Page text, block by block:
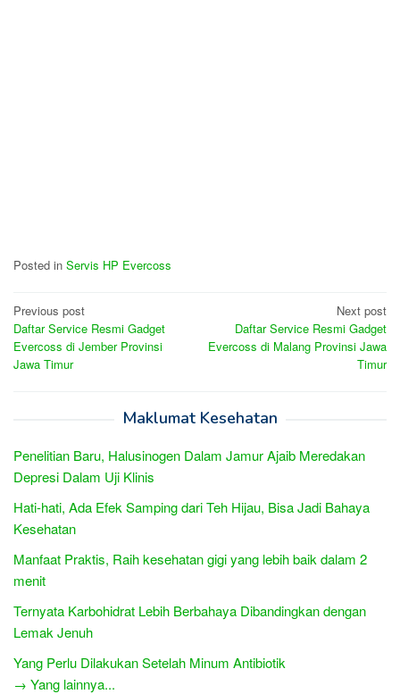
Posted in Servis HP Evercoss
Post
navigation
Previous post
Daftar Service Resmi Gadget
Evercoss di Jember Provinsi
Jawa Timur
Next post
Daftar Service Resmi Gadget
Evercoss di Malang Provinsi Jawa
Timur
Maklumat Kesehatan
Penelitian Baru, Halusinogen Dalam Jamur Ajaib Meredakan
Depresi Dalam Uji Klinis
Hati-hati, Ada Efek Samping dari Teh Hijau, Bisa Jadi Bahaya
Kesehatan
Manfaat Praktis, Raih kesehatan gigi yang lebih baik dalam 2
menit
Ternyata Karbohidrat Lebih Berbahaya Dibandingkan dengan
Lemak Jenuh
Yang Perlu Dilakukan Setelah Minum Antibiotik
→ Yang lainnya...